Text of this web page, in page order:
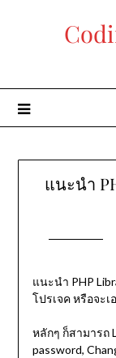
แนะนำ
แนะนำ PHP
โปรเจค หรือจะ
หลักๆ ก็สามารถ
password,